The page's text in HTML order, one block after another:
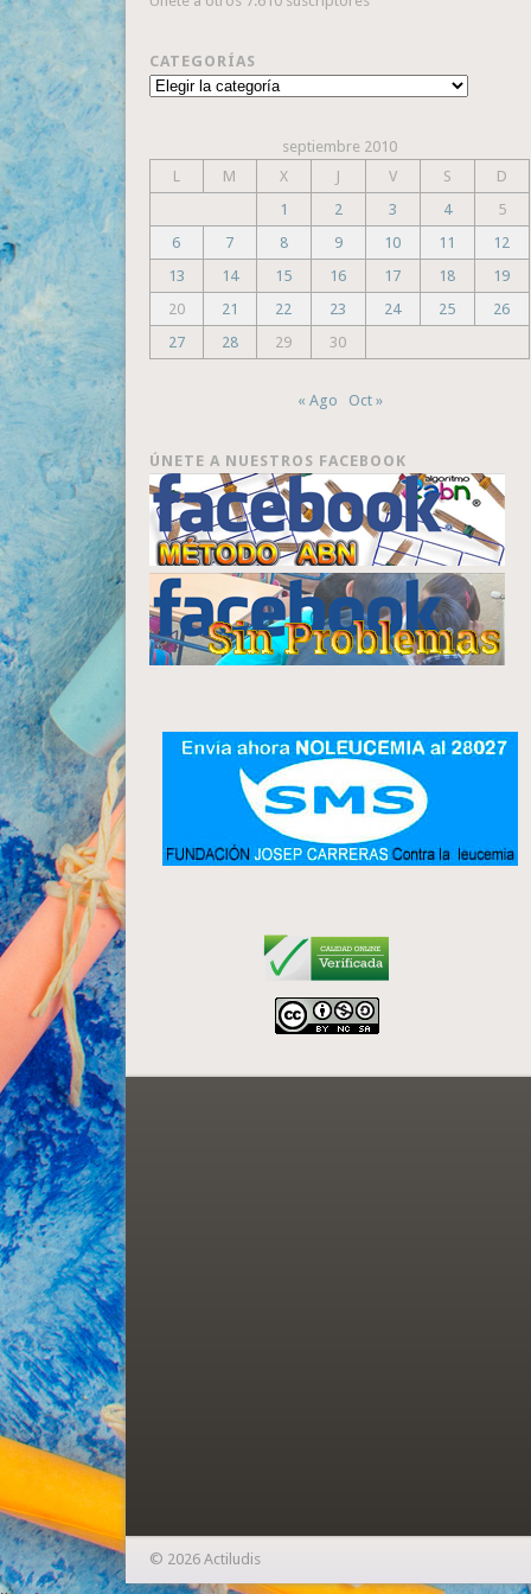
CATEGORÍAS
Categorías
septiembre 2010
L
M X J V S
D
1
2 3 4
5
6
7 8 9 10 11
12
13
14 15 16 17 18
19
20
21 22 23 24 25
26
27
28 29 30
« Ago Oct »
ÚNETE A NUESTROS FACEBOOK
© 2026 Actiludis